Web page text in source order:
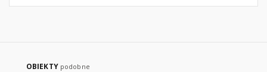
OBIEKTY podobne